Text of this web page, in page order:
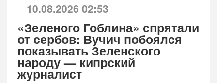
10.08.2026 02:53
«Зеленого Гоблина» спрятали
от сербов: Вучич побоялся
показывать Зеленского
народу — кипрский
журналист